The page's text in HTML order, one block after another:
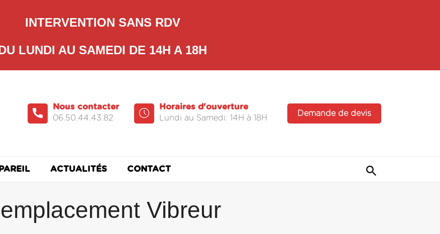
INTERVENTION SANS RDV
LUNDI AU SAMEDI DE 14H A 18H
Demande de devis
Horaires d'ouverture
Lundi au Samedi: 14H à 18H
Nous contacter
06.50.44.43.82
ACTUALITÉS CONTACT
Vibreur